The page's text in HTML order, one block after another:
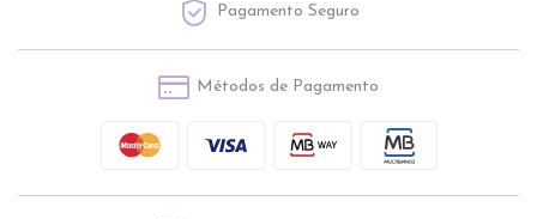
Pagamento Seguro
Métodos de Pagamento